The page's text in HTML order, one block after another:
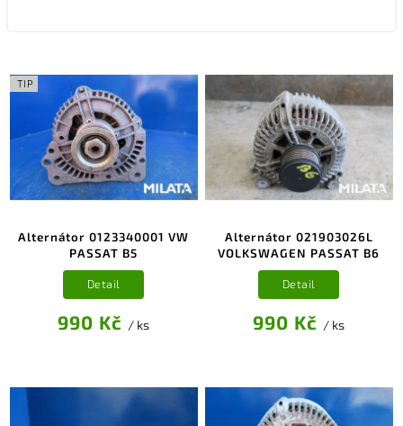
TIP
Alternátor 0123340001 VW
PASSAT B5
990 Kč / ks
Detail
Alternátor 021903026L
VOLKSWAGEN PASSAT B6
990 Kč / ks
Detail